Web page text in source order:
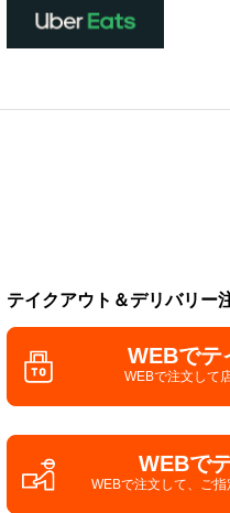
テイクアウト＆デリバリー
WEBでテ
WEBで注文して
WEBで
WEBで注文して、 ご